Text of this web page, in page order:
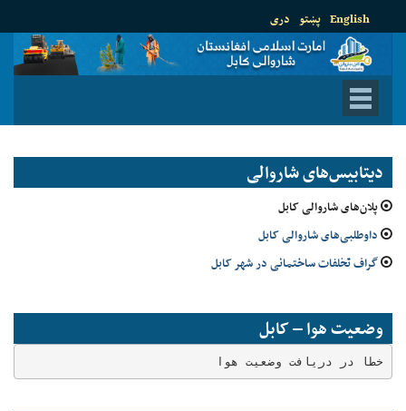
دری پښتو English
دیتابیس‌های شاروالی
پلان‌های شاروالی کابل
داوطلبی‌های شاروالی کابل
گراف تخلفات ساختمانی در شهر کابل
وضعیت هوا – کابل
خطا در دریافت وضعیت هوا